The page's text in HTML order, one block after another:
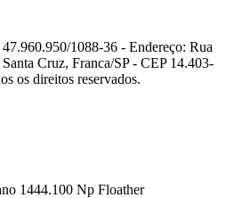
1088-36 - Endereço: Rua
Cruz, Franca/SP - CEP 14.403-
os direitos reservados.
1444.100 Np Floather